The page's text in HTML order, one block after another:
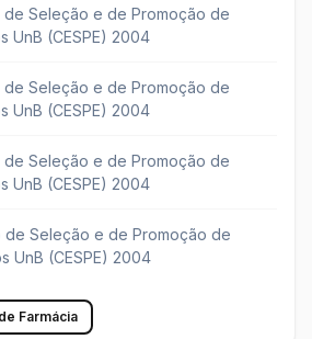
de Seleção e de Promoção de
UnB (CESPE) 2004
de Seleção e de Promoção de
UnB (CESPE) 2004
de Seleção e de Promoção de
UnB (CESPE) 2004
de Seleção e de Promoção de
UnB (CESPE) 2004
Farmácia